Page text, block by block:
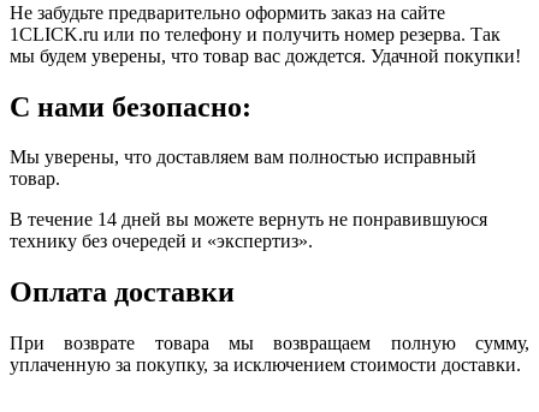
Не забудьте предварительно оформить заказ на сайте
1CLICK.ru или по телефону и получить номер резерва. Так
мы будем уверены, что товар вас дождется. Удачной покупки!
С нами безопасно:
Мы уверены, что доставляем вам полностью исправный
товар.
В течение 14 дней вы можете вернуть не понравившуюся
технику без очередей и «экспертиз».
Оплата доставки
При возврате товара мы возвращаем полную сумму,
уплаченную за покупку, за исключением стоимости доставки.